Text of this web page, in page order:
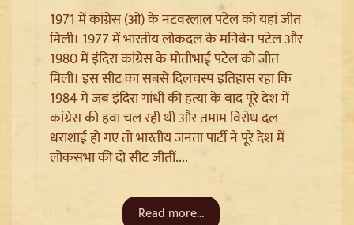
Sanjay Raut on Ram Mandir: 'राम के नाम पर लूट हो रही',
चढ़ावा चोरी के मुद्दे पर Shiv Sena UBT का हमला
1971 में कांग्रेस (ओ) के नटवरलाल पटेल को यहां जीत
मिली। 1977 में भारतीय लोकदल के मनिबेन पटेल और
1980 में इंदिरा कांग्रेस के मोतीभाई पटेल को जीत
मिली। इस सीट का सबसे दिलचस्प इतिहास रहा कि
1984 में जब इंदिरा गांधी की हत्या के बाद पूरे देश में
कांग्रेस की हवा चल रही थी और तमाम विरोध दल
धराशाई हो गए तो भारतीय जनता पार्टी ने पूरे देश में
लोकसभा की दो सीट जीतीं....
Read more...